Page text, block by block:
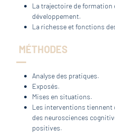
La trajectoire de formation
développement.
La richesse et fonctions
MÉTHODES
Analyse des pratiques.
Exposés.
Mises en situations.
Les interventions tiennent
des neurosciences
positives.